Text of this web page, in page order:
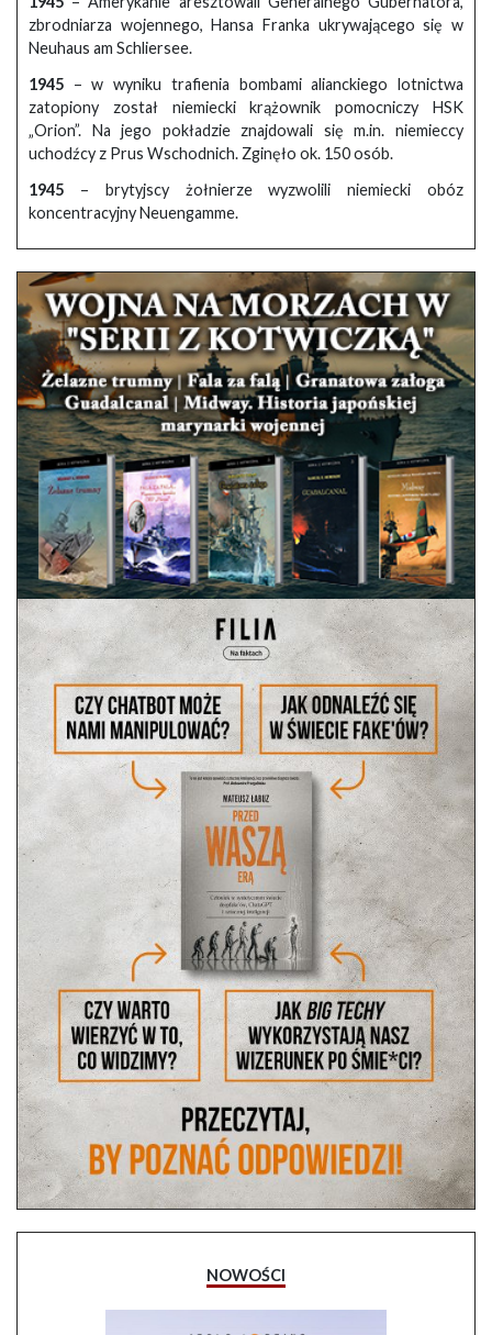
zbrodniarza wojennego, Hansa Franka ukrywającego się w
Neuhaus am Schliersee.
1945 – w wyniku trafienia bombami alianckiego lotnictwa
zatopiony został niemiecki krążownik pomocniczy HSK
„Orion”. Na jego pokładzie znajdowali się m.in. niemieccy
uchodźcy z Prus Wschodnich. Zginęło ok. 150 osób.
1945 – brytyjscy żołnierze wyzwolili niemiecki obóz
koncentracyjny Neuengamme.
NOWOŚCI